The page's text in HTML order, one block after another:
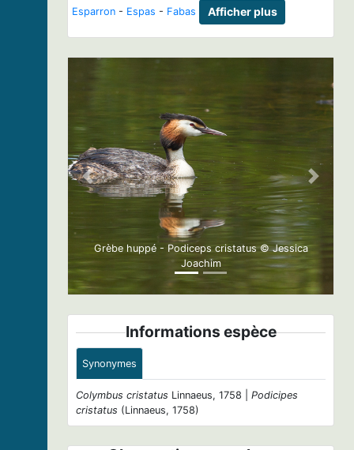
Esparron - Espas - Fabas Afficher plus
Grèbe huppé - Podiceps cristatus © Jessica
Joachim
Previous Next
Informations espèce
Synonymes
Colymbus cristatus Linnaeus, 1758 | Podicipes
cristatus (Linnaeus, 1758)